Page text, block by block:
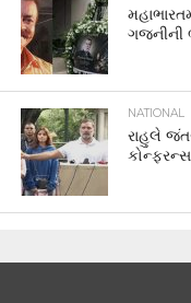
ગજનીની
NATIONAL
રાહુલે